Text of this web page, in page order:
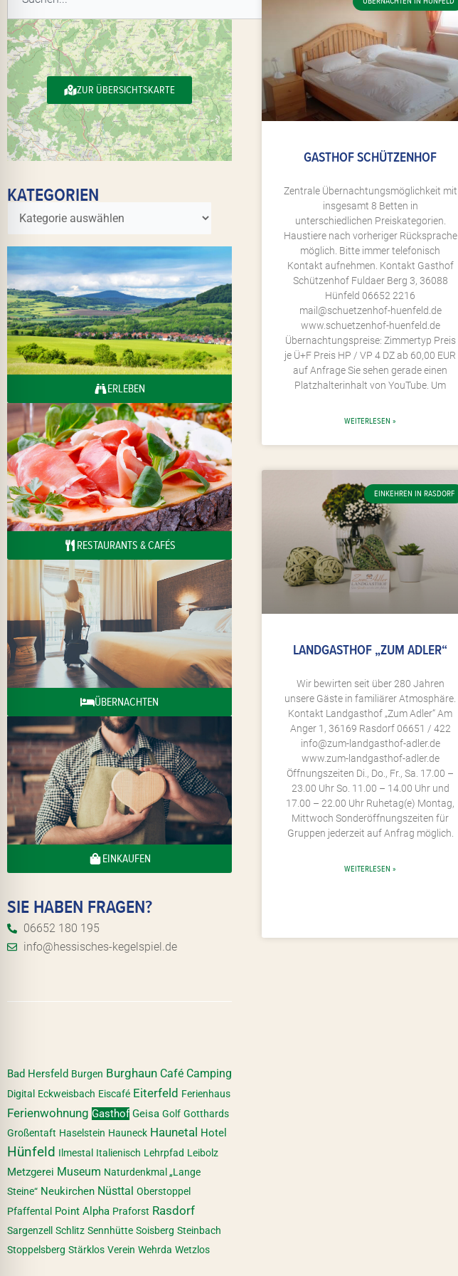
ZUR ÜBERSICHTSKARTE
KATEGORIEN
ERLEBEN
RESTAURANTS & CAFÉS
ÜBERNACHTEN
EINKAUFEN
SIE HABEN FRAGEN?
06652 180 195
info@hessisches-kegelspiel.de
Bad Hersfeld Burgen Burghaun Café Camping
Digital Eckweisbach Eiscafé Eiterfeld Ferienhaus
Ferienwohnung Gasthof Geisa Golf Gotthards
Großentaft Haselstein Hauneck Haunetal Hotel
Hünfeld Ilmestal Italienisch Lehrpfad Leibolz
Metzgerei Museum Naturdenkmal „Lange
Steine“ Neukirchen Nüsttal Oberstoppel
Pfaffental Point Alpha Praforst Rasdorf
Sargenzell Schlitz Sennhütte Soisberg Steinbach
Stoppelsberg Stärklos Verein Wehrda Wetzlos
GASTHOF SCHÜTZENHOF
Zentrale Übernachtungsmöglichkeit mit
insgesamt 8 Betten in
unterschiedlichen Preiskategorien.
Haustiere nach vorheriger Rücksprache
möglich. Bitte immer telefonisch
Kontakt aufnehmen. Kontakt Gasthof
Schützenhof Fuldaer Berg 3, 36088
Hünfeld 06652 2216
mail@schuetzenhof-huenfeld.de
www.schuetzenhof-huenfeld.de
Übernachtungspreise: Zimmertyp Preis
je Ü+F Preis HP / VP 4 DZ ab 60,00 EUR
auf Anfrage Sie sehen gerade einen
Platzhalterinhalt von YouTube. Um
WEITERLESEN »
EINKEHREN IN RASDORF
LANDGASTHOF „ZUM ADLER“
Wir bewirten seit über 280 Jahren
unsere Gäste in familiärer Atmosphäre.
Kontakt Landgasthof „Zum Adler“ Am
Anger 1, 36169 Rasdorf 06651 / 422
info@zum-landgasthof-adler.de
www.zum-landgasthof-adler.de
Öffnungszeiten Di., Do., Fr., Sa. 17.00 –
23.00 Uhr So. 11.00 – 14.00 Uhr und
17.00 – 22.00 Uhr Ruhetag(e) Montag,
Mittwoch Sonderöffnungszeiten für
Gruppen jederzeit auf Anfrag möglich.
WEITERLESEN »